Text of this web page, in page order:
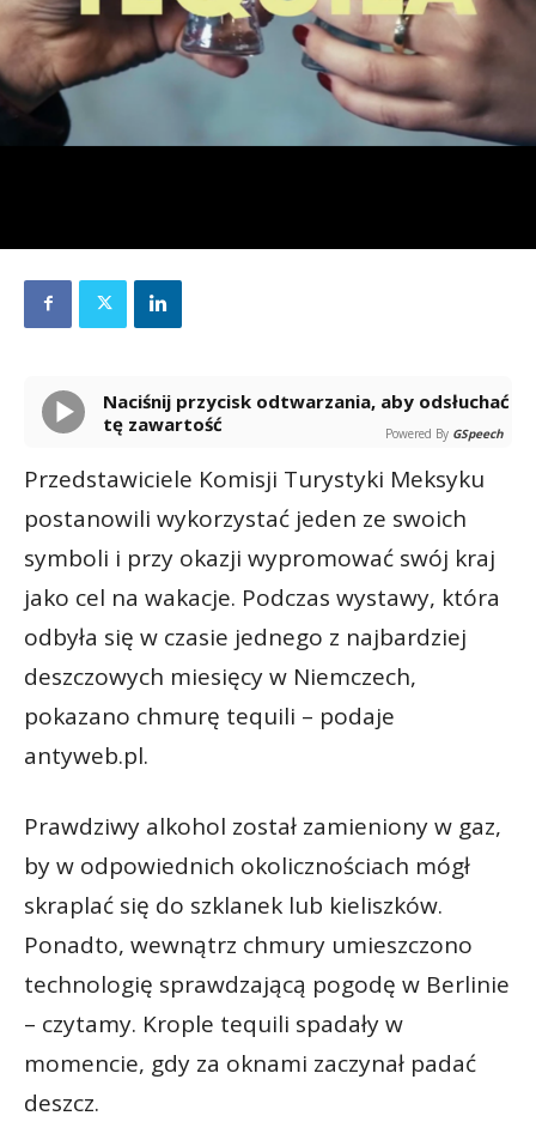
Naciśnij przycisk odtwarzania, aby odsłuchać
tę zawartość
Powered By GSpeech
Przedstawiciele Komisji Turystyki Meksyku
postanowili wykorzystać jeden ze swoich
symboli i przy okazji wypromować swój kraj
jako cel na wakacje. Podczas wystawy, która
odbyła się w czasie jednego z najbardziej
deszczowych miesięcy w Niemczech,
pokazano chmurę tequili – podaje
antyweb.pl.
Prawdziwy alkohol został zamieniony w gaz,
by w odpowiednich okolicznościach mógł
skraplać się do szklanek lub kieliszków.
Ponadto, wewnątrz chmury umieszczono
technologię sprawdzającą pogodę w Berlinie
– czytamy. Krople tequili spadały w
momencie, gdy za oknami zaczynał padać
deszcz.